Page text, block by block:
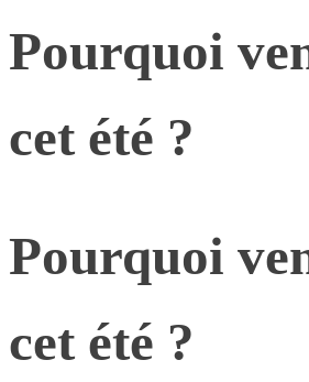
Pourquoi
cet été ?
Pourquoi
cet été ?